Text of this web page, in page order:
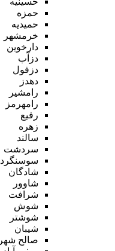
حمزه
حمیدیه
خرمشهر
دارخوین
دزآب
دزفول
دهدز
رامشیر
رامهرمز
رفیع
زهره
سالند
سردشت
سوسنگرد
شادگان
شاوور
شرافت
شوش
شوشتر
شیبان
صالح شهر